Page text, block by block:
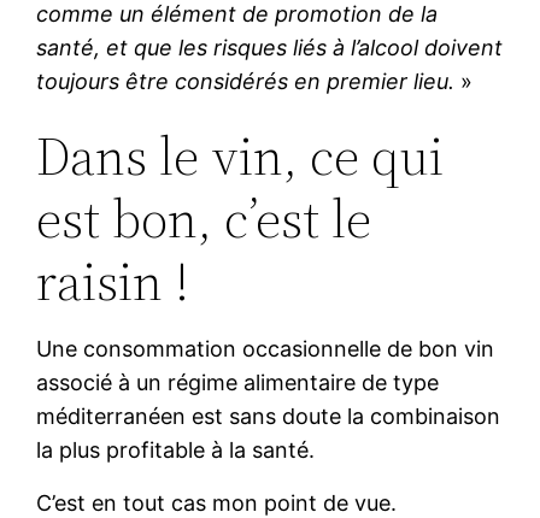
comme un élément de promotion de la
santé, et que les risques liés à l’alcool doivent
toujours être considérés en premier lieu. »
Dans le vin, ce qui
est bon, c’est le
raisin !
Une consommation occasionnelle de bon vin
associé à un régime alimentaire de type
méditerranéen est sans doute la combinaison
la plus profitable à la santé.
C’est en tout cas mon point de vue.